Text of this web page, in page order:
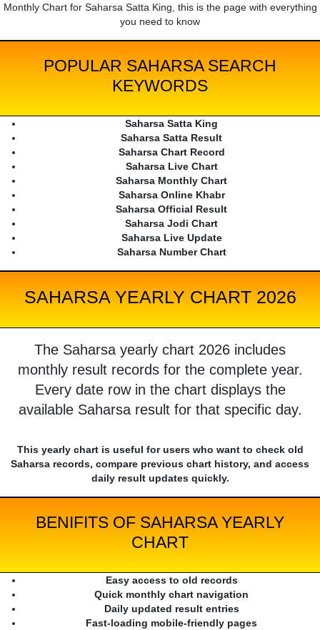
Monthly Chart for Saharsa Satta King, this is the page with everything
you need to know
POPULAR SAHARSA SEARCH
KEYWORDS
Saharsa Satta King
Saharsa Satta Result
Saharsa Chart Record
Saharsa Live Chart
Saharsa Monthly Chart
Saharsa Online Khabr
Saharsa Official Result
Saharsa Jodi Chart
Saharsa Live Update
Saharsa Number Chart
SAHARSA YEARLY CHART 2026
The Saharsa yearly chart 2026 includes
monthly result records for the complete year.
Every date row in the chart displays the
available Saharsa result for that specific day.
This yearly chart is useful for users who want to check old
Saharsa records, compare previous chart history, and access
daily result updates quickly.
BENIFITS OF SAHARSA YEARLY
CHART
Easy access to old records
Quick monthly chart navigation
Daily updated result entries
Fast-loading mobile-friendly pages